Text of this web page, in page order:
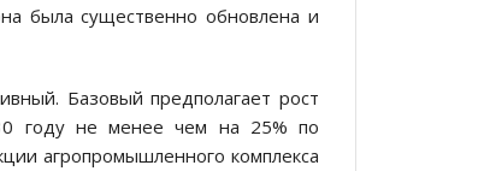
была существенно обновлена и
Базовый предполагает рост
году не менее чем на 25% по
агропромышленного комплекса